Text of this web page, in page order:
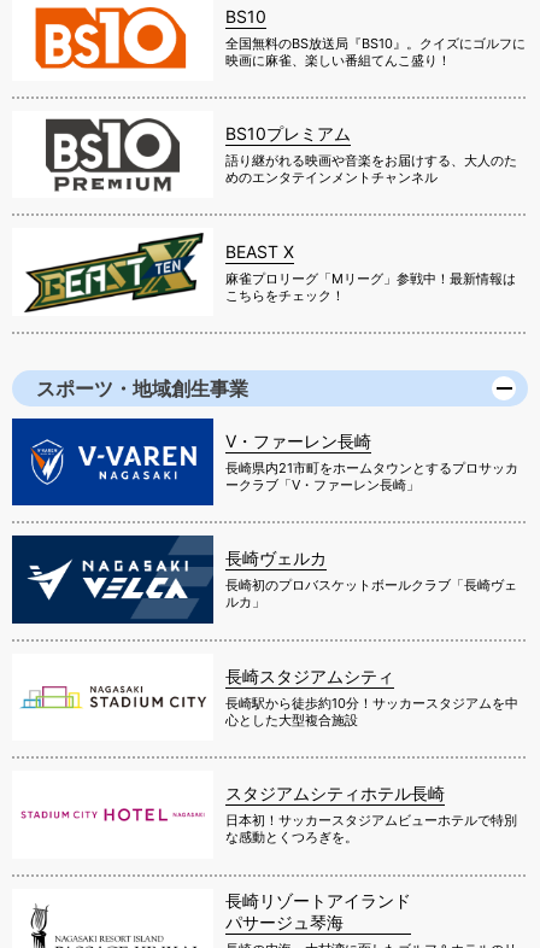
BS10
全国無料のBS放送局『BS10』。クイズにゴルフに
映画に麻雀、楽しい番組てんこ盛り！
BS10プレミアム
語り継がれる映画や音楽をお届けする、大人のた
めのエンタテインメントチャンネル
BEAST X
麻雀プロリーグ「Mリーグ」参戦中！最新情報は
こちらをチェック！
スポーツ・地域創生事業
V・ファーレン長崎
長崎県内21市町をホームタウンとするプロサッカ
ークラブ「V・ファーレン長崎」
長崎ヴェルカ
長崎初のプロバスケットボールクラブ「長崎ヴェ
ルカ」
長崎スタジアムシティ
長崎駅から徒歩約10分！サッカースタジアムを中
心とした大型複合施設
スタジアムシティホテル長崎
日本初！サッカースタジアムビューホテルで特別
な感動とくつろぎを。
長崎リゾートアイランド
パサージュ琴海